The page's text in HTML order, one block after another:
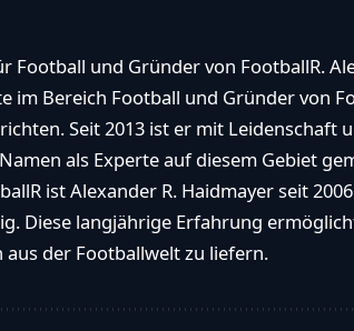
Football und Gründer von FootballR.
im Bereich Football und Gründer von
Seit 2013 ist er mit Leidenschaft
als Experte auf diesem Gebiet
ist Alexander R. Haidmayer seit
Diese langjährige Erfahrung
der Footballwelt zu liefern.